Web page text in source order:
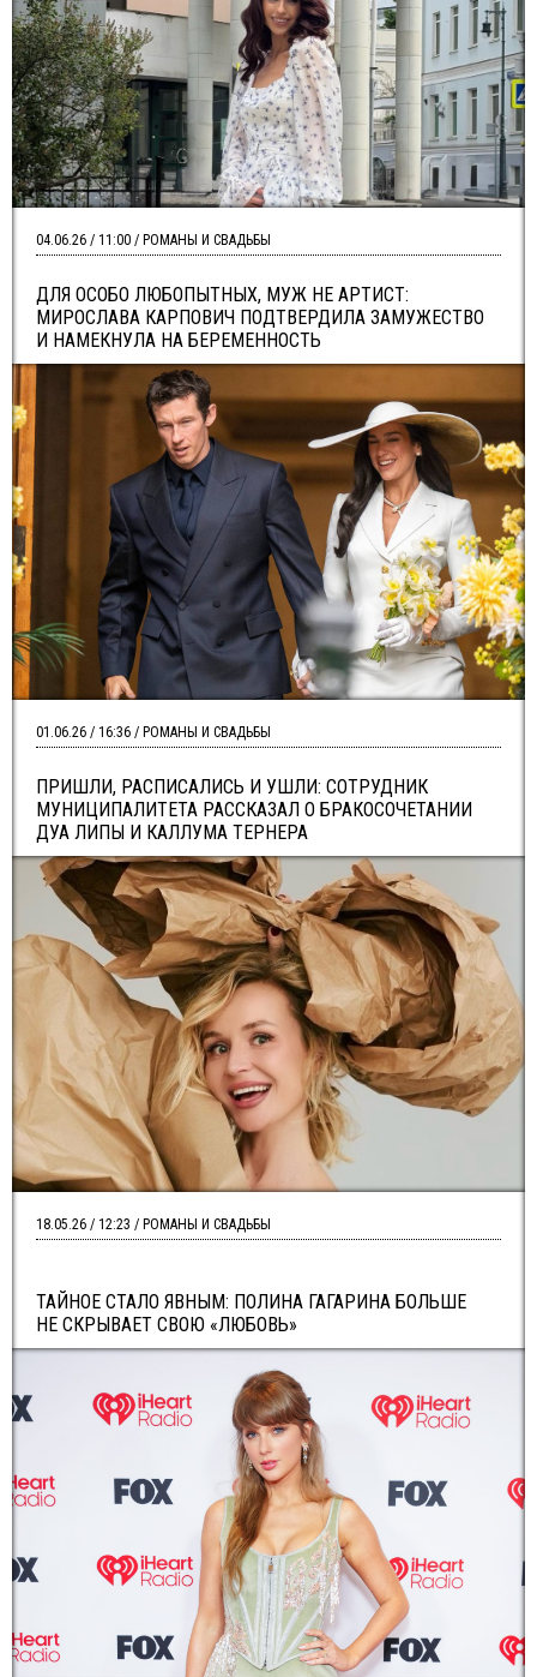
ДЛЯ ОСОБО ЛЮБОПЫТНЫХ, МУЖ НЕ АРТИСТ:
МИРОСЛАВА КАРПОВИЧ ПОДТВЕРДИЛА ЗАМУЖЕСТВО
И НАМЕКНУЛА НА БЕРЕМЕННОСТЬ
04.06.26 / 11:00 / РОМАНЫ И СВАДЬБЫ
ПРИШЛИ, РАСПИСАЛИСЬ И УШЛИ: СОТРУДНИК
МУНИЦИПАЛИТЕТА РАССКАЗАЛ О БРАКОСОЧЕТАНИИ
ДУА ЛИПЫ И КАЛЛУМА ТЕРНЕРА
01.06.26 / 16:36 / РОМАНЫ И СВАДЬБЫ
ТАЙНОЕ СТАЛО ЯВНЫМ: ПОЛИНА ГАГАРИНА БОЛЬШЕ
НЕ СКРЫВАЕТ СВОЮ «ЛЮБОВЬ»
18.05.26 / 12:23 / РОМАНЫ И СВАДЬБЫ